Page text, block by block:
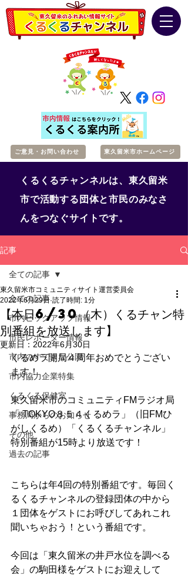
ご意見・お問い合わせ 東久留米市ホームページ
くるくるチャンネルは、東久留米
市で活動する団体と市民のみなさ
んをつなぐサイトです。
記事
全ての記事
市内ピックアップ情報
市民レポーター情報
市内のすてきな公園
市内協力企業特集
くるくる保健室
事務局からのお知らせ
その他
過去の記事
全ての記事
【本日6/30（木）くるチャン特
別番組を放送します】
東久留米市コミュニティサイト運営委員会
2022年6月29日 読了時間: 1分
更新日： 2022年6月30日
くるめラ開局４周年おめでとうござい
ます！
東久留米市のコミュニティFMラジオ局
「 TOKYO８５４くるめラ」（旧FMひ
がしくるめ）「くるくるチャンネル」
特別番組が15時より放送です！
こちらは年4回の特別番組です。毎回く
るくるチャンネルの登録団体の中から
１団体をゲストにお呼びしてあれこれ
聞いちゃおう！という番組です。
今回は「東久留米の井戸水位を調べる
会」の駒田様をゲストにお迎えして